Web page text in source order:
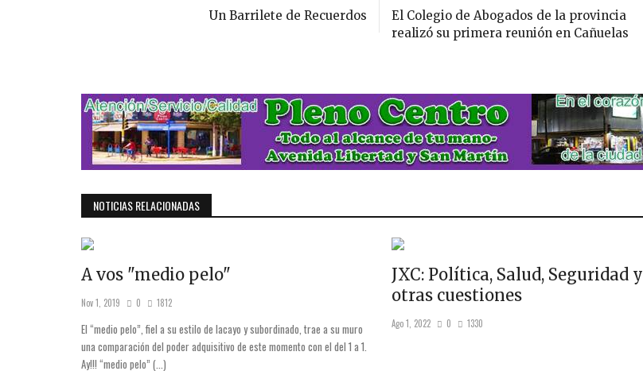
Un Barrilete de Recuerdos
El Colegio de Abogados de la provincia
realizó su primera reunión en Cañuelas
NOTICIAS RELACIONADAS
A vos "medio pelo"
Nov 1, 2019 0 1812
El “medio pelo”, fiel a su estilo de lacayo y subordinado, trae a su muro
una comparación del poder adquisitivo de este momento con el del 1 a 1.
Ay!!! “medio pelo” (...)
JXC: Política, Salud, Seguridad y
otras cuestiones
Ago 1, 2022 0 1330